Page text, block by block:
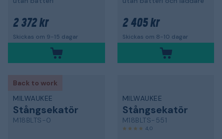
2 372 kr
Skickas om 9-15 dagar
2 405 kr
Skickas om 8-10 dagar
Back to work
MILWAUKEE
Stångsekatör
M18BLTS-0
MILWAUKEE
Stångsekatör
M18BLTS-551
4,0